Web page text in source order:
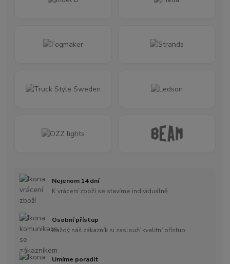
Nejenom 14 dní
K vrácení zboží se stavíme individuálně
Osobní přístup
Každý náš zákazník si zaslouží kvalitní přístup
Umíme poradit